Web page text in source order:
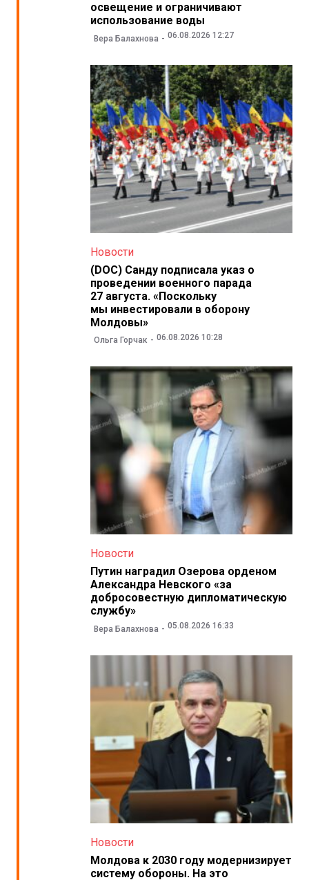
освещение и ограничивают
использование воды
Вера Балахнова 06.08.2026 12:27
Новости
(DOC) Санду подписала указ о
проведении военного парада
27 августа. «Поскольку
мы инвестировали в оборону
Молдовы»
Ольга Горчак 06.08.2026 10:28
Новости
Путин наградил Озерова орденом
Александра Невского «за
добросовестную дипломатическую
службу»
Вера Балахнова 05.08.2026 16:33
Новости
Молдова к 2030 году модернизирует
систему обороны. На это